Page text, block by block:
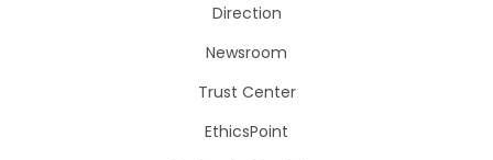
Direction
Newsroom
Trust Center
EthicsPoint